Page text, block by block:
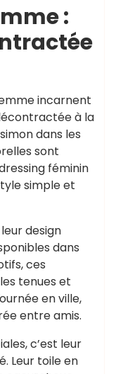
:
incarnent
à la
dans les
sont
féminin
simple et
design
dans
ces
tenues et
en ville,
entre amis.
c’est leur
Leur toile en